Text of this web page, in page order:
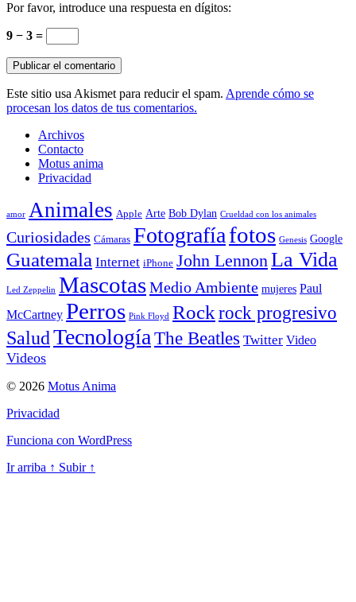
Por favor, introduce una respuesta en dígitos:
9 − 3 =
Este sitio usa Akismet para reducir el spam. Aprende cómo se
procesan los datos de tus comentarios.
Archivos
Contacto
Motus anima
Privacidad
amor Animales Apple Arte Bob Dylan Crueldad con los animales
Curiosidades Cámaras Fotografíafotos Genesis Google
Guatemala Internet iPhone John LennonLa Vida
Led Zeppelin MascotasMedio Ambiente mujeres Paul
McCartney Perros Pink Floyd Rockrock progresivo
SaludTecnologíaThe Beatles Twitter Video
Videos
© 2026 Motus Anima
Privacidad
Funciona con WordPress
Ir arriba ↑ Subir ↑